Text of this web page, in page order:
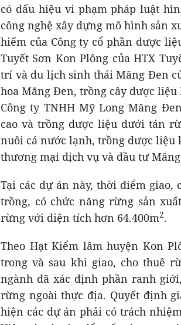
có dấu hiệu vi phạm pháp luật
công nghệ xây dựng mô hình sản
hiếm của Công ty cổ phần dược
Tuyết Sơn Kon Plông của HTX
trí và du lịch sinh thái Măng Đen
hoa Măng Đen, trồng cây dược
Công ty TNHH Mỹ Long Măng
cao và trồng dược liệu dưới tán
nuôi cá nước lạnh, trồng dược liệu
thương mại dịch vụ và đầu tư
Tại các dự án này, thời điểm
trồng, có chức năng rừng sản
rừng với diện tích hơn 64.400m2.
Theo Hạt Kiểm lâm huyện Kon
trong và sau khi giao, cho thuê
ngành đã xác định phần ranh
rừng ngoài thực địa. Quyết định
hiện các dự án phải có trách